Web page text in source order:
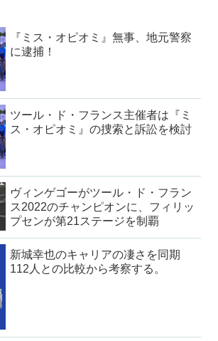
『ミス・オピオミ』無事、地元警察
に逮捕！
ツール・ド・フランス主催者は『ミ
ス・オピオミ』の捜索と訴訟を検討
ヴィンゲゴーがツール・ド・フラン
ス2022のチャンピオンに、フィリッ
プセンが第21ステージを制覇
新城幸也のキャリアの凄さを同期
112人との比較から考察する。